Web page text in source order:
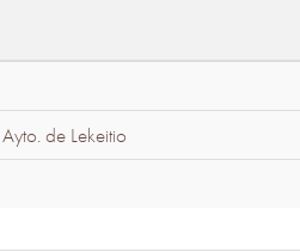
Ayto. de Lekeitio